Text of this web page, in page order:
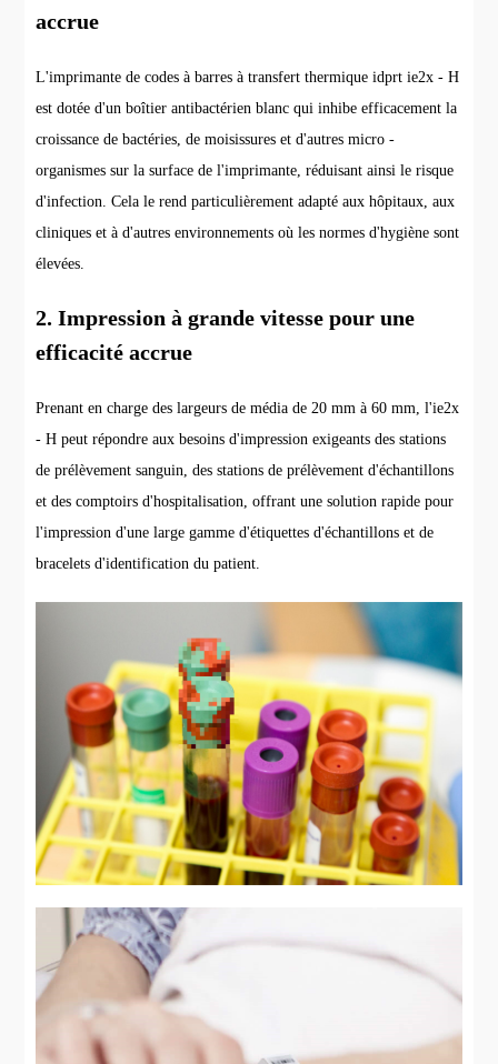
accrue
L'imprimante de codes à barres à transfert thermique idprt ie2x - H
est dotée d'un boîtier antibactérien blanc qui inhibe efficacement la
croissance de bactéries, de moisissures et d'autres micro -
organismes sur la surface de l'imprimante, réduisant ainsi le risque
d'infection. Cela le rend particulièrement adapté aux hôpitaux, aux
cliniques et à d'autres environnements où les normes d'hygiène sont
élevées.
2. Impression à grande vitesse pour une
efficacité accrue
Prenant en charge des largeurs de média de 20 mm à 60 mm, l'ie2x
- H peut répondre aux besoins d'impression exigeants des stations
de prélèvement sanguin, des stations de prélèvement d'échantillons
et des comptoirs d'hospitalisation, offrant une solution rapide pour
l'impression d'une large gamme d'étiquettes d'échantillons et de
bracelets d'identification du patient.